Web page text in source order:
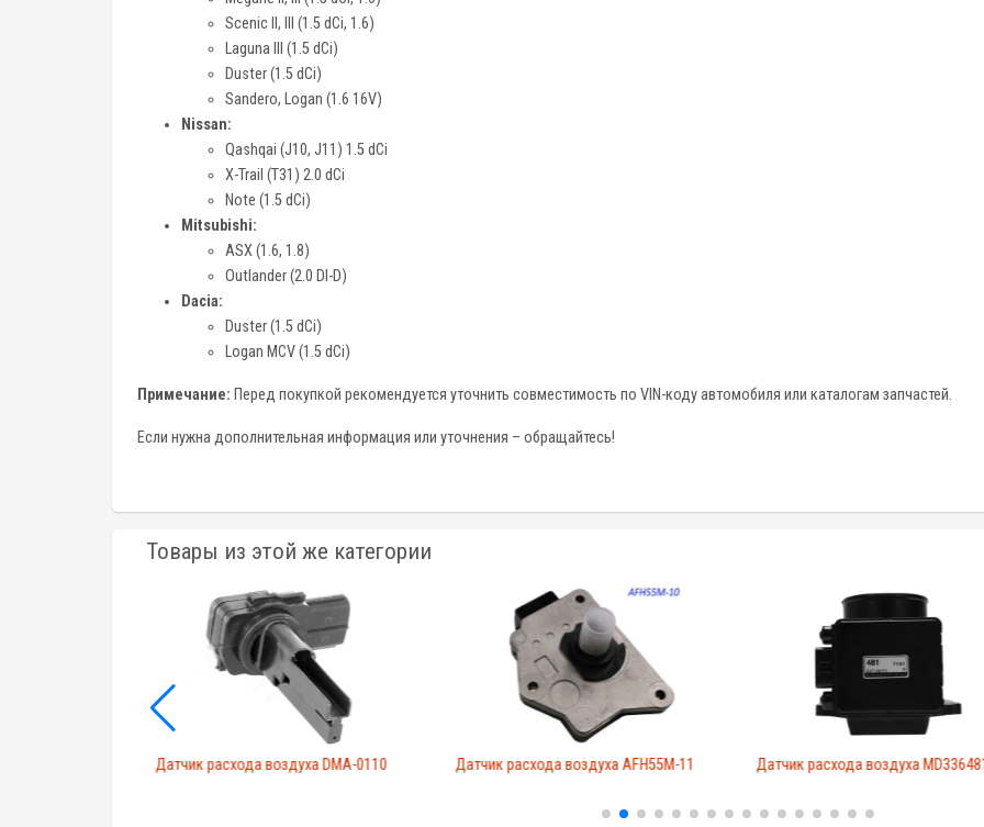
Scenic II, III (1.5 dCi, 1.6)
Laguna III (1.5 dCi)
Duster (1.5 dCi)
Sandero, Logan (1.6 16V)
Nissan:
Qashqai (J10, J11) 1.5 dCi
X-Trail (T31) 2.0 dCi
Note (1.5 dCi)
Mitsubishi:
ASX (1.6, 1.8)
Outlander (2.0 DI-D)
Dacia:
Duster (1.5 dCi)
Logan MCV (1.5 dCi)
Примечание: Перед покупкой рекомендуется уточнить совместимость по VIN-коду автомобиля или каталогам запчастей.
Если нужна дополнительная информация или уточнения – обращайтесь!
Товары из этой же категории
Датчик расхода воздуха DMA-0110 Датчик расхода воздуха AFH55M-11 Датчик расхода воздуха